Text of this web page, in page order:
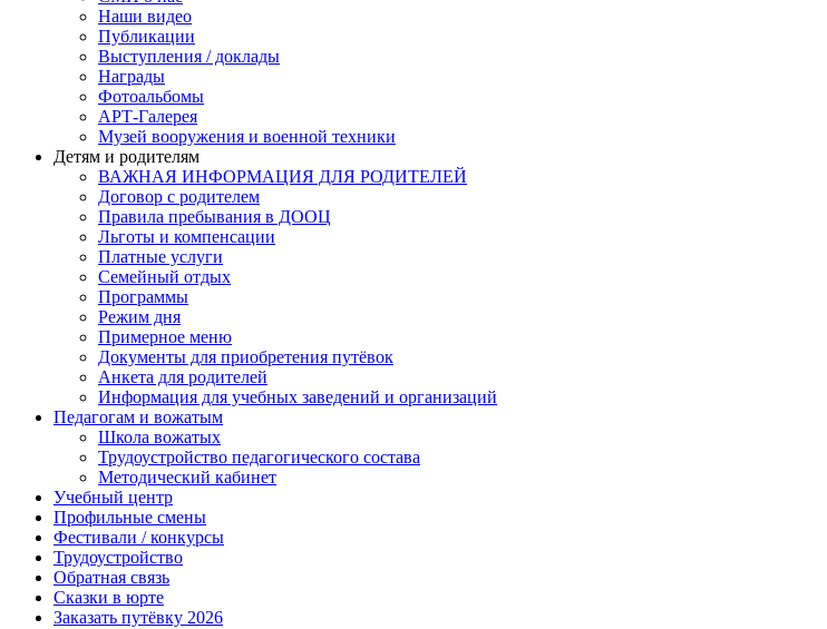
Наши видео
Публикации
Выступления / доклады
Награды
Фотоальбомы
АРТ-Галерея
Музей вооружения и военной техники
Детям и родителям
ВАЖНАЯ ИНФОРМАЦИЯ ДЛЯ РОДИТЕЛЕЙ
Договор с родителем
Правила пребывания в ДООЦ
Льготы и компенсации
Платные услуги
Семейный отдых
Программы
Режим дня
Примерное меню
Документы для приобретения путёвок
Анкета для родителей
Информация для учебных заведений и организаций
Педагогам и вожатым
Школа вожатых
Трудоустройство педагогического состава
Методический кабинет
Учебный центр
Профильные смены
Фестивали / конкурсы
Трудоустройство
Обратная связь
Сказки в юрте
Заказать путёвку 2026